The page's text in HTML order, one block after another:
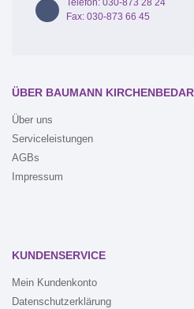
Fax: 030-873 66 45
ÜBER BAUMANN
Über uns
Serviceleistungen
AGBs
Impressum
KUNDENSERVICE
Mein Kundenkonto
Datenschutzerklärung